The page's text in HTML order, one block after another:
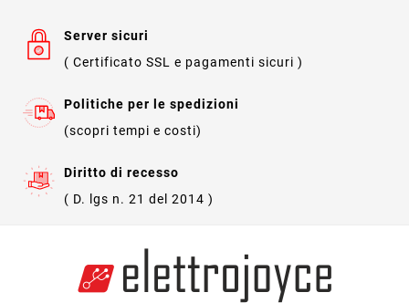
Server sicuri
( Certificato SSL e pagamenti sicuri )
Politiche per le spedizioni
(scopri tempi e costi)
Diritto di recesso
( D. lgs n. 21 del 2014 )